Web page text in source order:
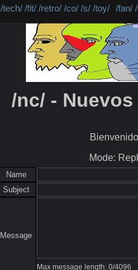
/tech/ /fit/ /retro/ /co/ /s/ /toy/ /fan/
/nc/ -
Mode:
Name
Subject
Message
Max message length: 0/4096